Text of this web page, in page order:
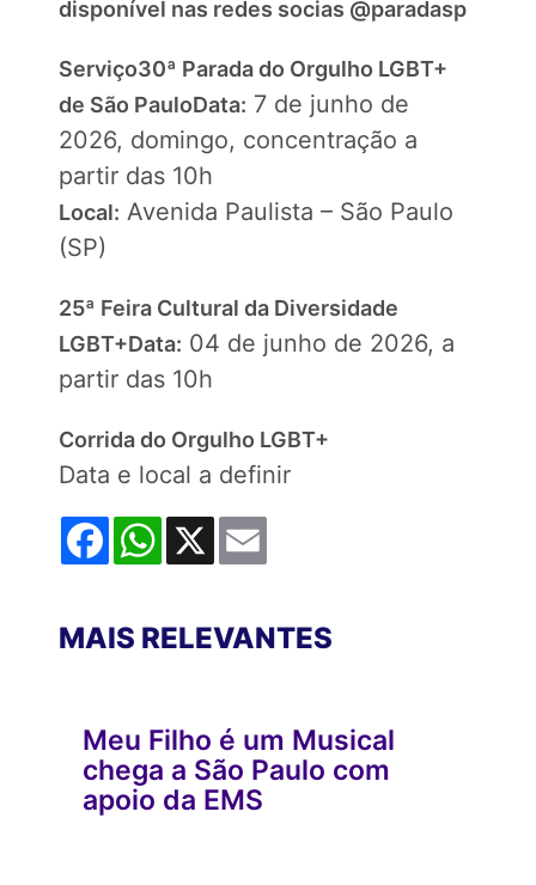
disponível nas redes socias @paradasp
Serviço30ª Parada do Orgulho LGBT+
de São PauloData: 7 de junho de
2026, domingo, concentração a
partir das 10h
Local: Avenida Paulista – São Paulo
(SP)
25ª Feira Cultural da Diversidade
LGBT+Data: 04 de junho de 2026, a
partir das 10h
Corrida do Orgulho LGBT+
Data e local a definir
FacebookWhatsApp
X
MAIS RELEVANTES
Meu Filho é um Musical
chega a São Paulo com
apoio da EMS